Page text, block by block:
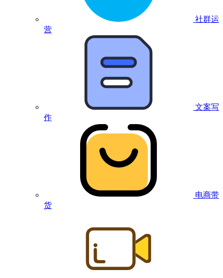
社群运
营
文案写
作
电商带
货